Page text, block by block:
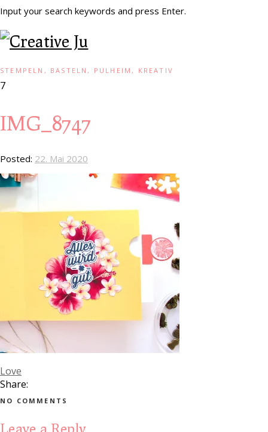
Input your search keywords and press Enter.
STEMPELN, BASTELN, PULHEIM, KREATIV
7
IMG_8747
Posted: 22. Mai 2020
Love
Share:
NO COMMENTS
Leave a Reply